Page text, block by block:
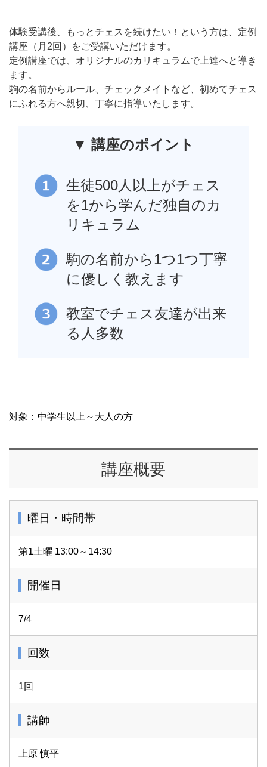
体験受講後、もっとチェスを続けたい！という方は、定例
講座（月2回）をご受講いただけます。
定例講座では、オリジナルのカリキュラムで上達へと導き
ます。
駒の名前からルール、チェックメイトなど、初めてチェス
にふれる方へ親切、丁寧に指導いたします。
▼ 講座のポイント
生徒500人以上がチェス
を1から学んだ独自のカ
リキュラム
駒の名前から1つ1つ丁寧
に優しく教えます
教室でチェス友達が出来
る人多数
対象：中学生以上～大人の方
講座概要
曜日・時間帯
第1土曜 13:00～14:30
開催日
7/4
回数
1回
講師
上原 慎平